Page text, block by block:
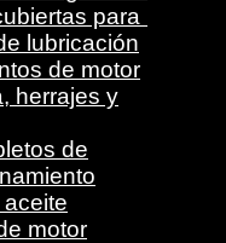
para motor
lubricación
de motor
herrajes y
de
motor